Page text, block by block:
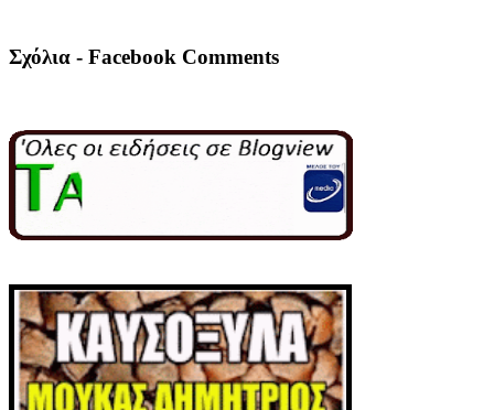
Σχόλια - Facebook Comments